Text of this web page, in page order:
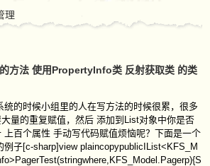
理
方法 使用PropertyInfo类 反射获取类 的类
的时候小组里的人在写方法的时候很累，很多
量的重复赋值，然后 添加到List对象中你是否
上百个属性 手动写代码赋值烦恼呢？下面是一个
例子[c-sharp]view plaincopypublicIList<KFS_M